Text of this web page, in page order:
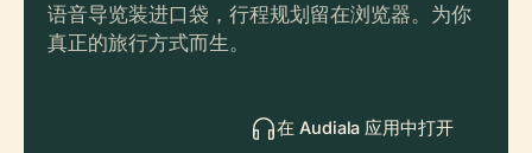
语音导览装进口袋，行程规划留在浏览器。为你
真正的旅行方式而生。
在 Audiala 应用中打开